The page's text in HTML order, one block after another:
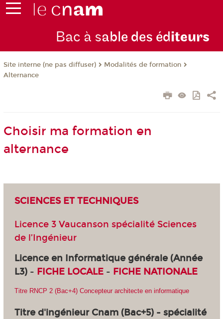
Bac à sable des éditeurs
Site interne (ne pas diffuser)
Modalités de formation
Alternance
Choisir ma formation en
alternance
SCIENCES ET TECHNIQUES
Licence 3 Vaucanson spécialité Sciences
de l’Ingénieur
Licence en Informatique générale (Année
L3)- FICHE LOCALE- FICHE NATIONALE
Titre RNCP 2 (Bac+4) Concepteur architecte en informatique
Titre d'ingénieur Cnam (Bac+5) - spécialité